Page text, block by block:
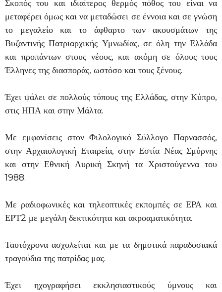
Σκοπός του και ιδιαίτερος θερμός πόθος του είναι να
μεταφέρει όμως και να μεταδώσει σε έννοια και σε γνώση
το μεγαλείο και το άφθαρτο των ακουσμάτων της
Βυζαντινής Πατριαρχικής Υμνωδίας, σε όλη την Ελλάδα
και προπάντων στους νέους, και ακόμη σε όλους τους
Έλληνες της διασποράς, ωστόσο και τους ξένους.
Έχει ψάλει σε πολλούς τόπους της Ελλάδας, στην Κύπρο,
στις ΗΠΑ και στην Μάλτα.
Με εμφανίσεις στον Φιλολογικό Σύλλογο Παρνασσός,
στην Αρχαιολογική Εταιρεία, στην Εστία Νέας Σμύρνης
και στην Εθνική Λυρική Σκηνή τα Χριστούγεννα του
1988.
Με ραδιοφωνικές και τηλεοπτικές εκπομπές σε ΕΡΑ και
ΕΡΤ2 με μεγάλη δεκτικότητα και ακροαματικότητα.
Ταυτόχρονα ασχολείται και με τα δημοτικά παραδοσιακά
τραγούδια της πατρίδας μας.
Έχει ηχογραφήσει εκκλησιαστικούς ύμνους και